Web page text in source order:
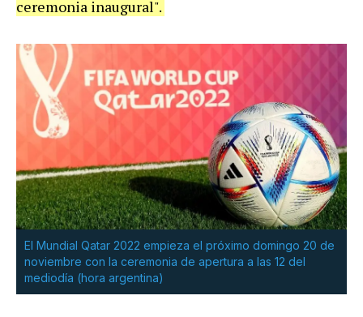
ceremonia inaugural".
El Mundial Qatar 2022 empieza el próximo domingo 20 de
noviembre con la ceremonia de apertura a las 12 del
mediodía (hora argentina)